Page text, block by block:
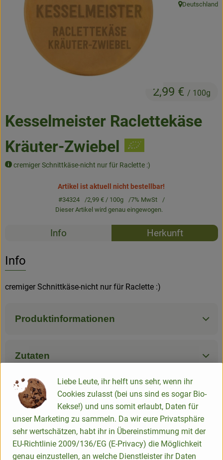
Angebote & Neues
Naturwaren
Vorratskammer
Kesselmeister Raclettekäse
Kräuter-Zwiebel
cremiger Schnittkäse-nicht nur für Raclette :)
2,99 € / 100g
, Herkunft:
Deutschland
Artikel ist aktuell nicht bestellbar!
#34324 2,99 € / 100g
7% MwSt
Dieser Artikel wird genau eingewogen.
Rezepte
Info Herkunft
Info
cremiger Schnittkäse-nicht nur für Raclette :)
Produktinformationen
Zutaten
Nährwert-Info
Produktdatenblatt
Liebe Leute, ihr helft uns sehr, wenn ihr
Cookies zulasst (bei uns sind es sogar Bio-
Kekse!) und uns somit erlaubt, Daten für
unser Marketing zu sammeln. Da wir eure Privatsphäre
sehr wertschätzen, habt ihr in Übereinstimmung mit der
EU-Richtlinie 2009/136/EG (E-Privacy) die Möglichkeit
genau einzustellen, an welche Dienstleister ihr Daten